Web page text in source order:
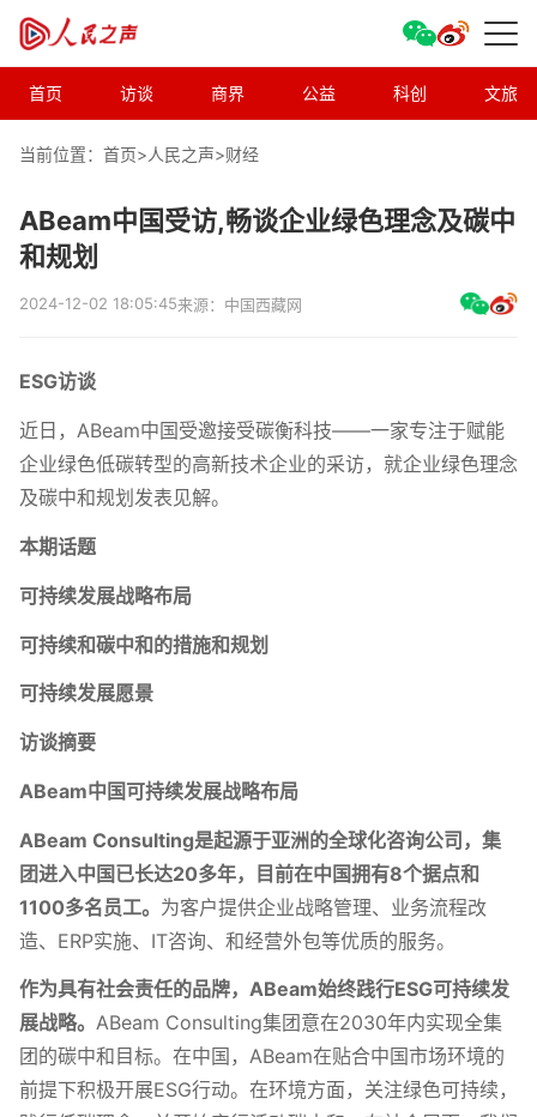
首页 访谈 商界 公益 科创 文旅
当前位置：首页>人民之声>财经
ABeam中国受访,畅谈企业绿色理念及碳中
和规划
2024-12-02 18:05:45来源：中国西藏网
ESG访谈
近日，ABeam中国受邀接受碳衡科技——一家专注于赋能
企业绿色低碳转型的高新技术企业的采访，就企业绿色理念
及碳中和规划发表见解。
本期话题
可持续发展战略布局
可持续和碳中和的措施和规划
可持续发展愿景
访谈摘要
ABeam中国可持续发展战略布局
ABeam Consulting是起源于亚洲的全球化咨询公司，集
团进入中国已长达20多年，目前在中国拥有8个据点和
1100多名员工。 为客户提供企业战略管理、业务流程改
造、ERP实施、IT咨询、和经营外包等优质的服务。
作为具有社会责任的品牌，ABeam始终践行ESG可持续发
展战略。 ABeam Consulting集团意在2030年内实现全集
团的碳中和目标。在中国，ABeam在贴合中国市场环境的
前提下积极开展ESG行动。在环境方面，关注绿色可持续，